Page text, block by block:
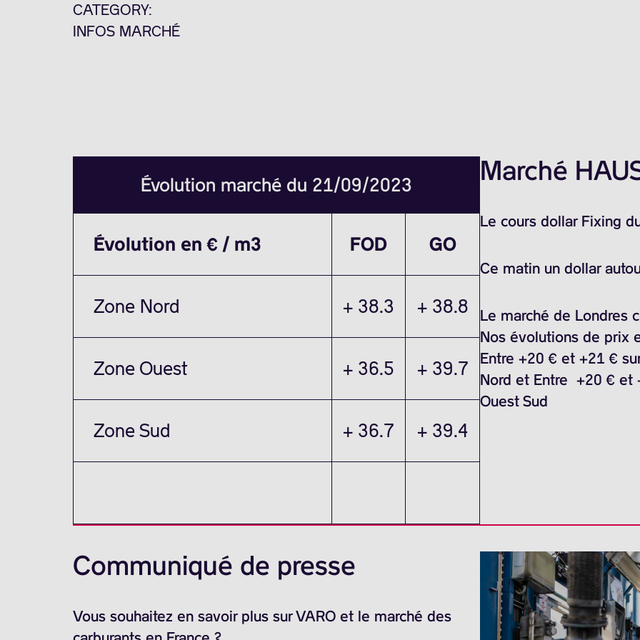
CATEGORY:
INFOS MARCHÉ
Évolution marché du 21/09/2023
Évolution en € / m3 FOD GO
Zone Nord + 38.3 + 38.8
Zone Ouest + 36.5 + 39.7
Zone Sud + 36.7 + 39.4
Marché
Le cours dollar Fixing
Ce matin un dollar
Le marché de Londres
Nos évolutions de prix
Entre +20 € et +21 €
Nord et Entre +20 € et
Ouest Sud
Communiqué de presse
Vous souhaitez en savoir plus sur VARO et le marché des